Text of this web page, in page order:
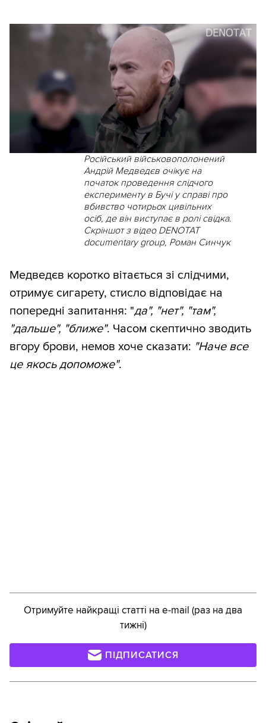
Російський військовополонений
Андрій Медведєв очікує на
початок проведення слідчого
експерименту в Бучі у справі про
вбивство чотирьох цивільних
осіб, де він виступає в ролі свідка.
Скріншот з відео DENOTAT
documentary group, Роман Синчук
Медведєв коротко вітається зі слідчими,
отримує сигарету, стисло відповідає на
попередні запитання: "да", "нет", "там",
"дальше", "ближе". Часом скептично зводить
вгору брови, немов хоче сказати: "Наче все
це якось допоможе".
Отримуйте найкращі статті на e-mail (раз на два
тижні)
ПІДПИСАТИСЯ